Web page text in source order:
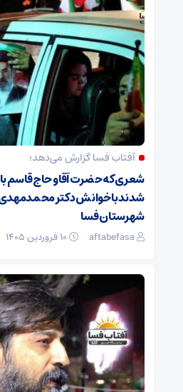
آفتاب فسا گزارش می‌دهد؛
شعری که حضرت آقا و حاج قاسم با
شدند با خوانش دکتر
شهرستان فسا
aftabefasa